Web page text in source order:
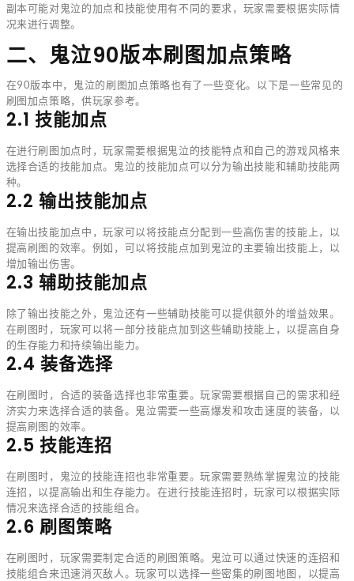
副本可能对鬼泣的加点和技能使用有不同的要求，玩家需要根据实际情
况来进行调整。
二、鬼泣90版本刷图加点策略
在90版本中，鬼泣的刷图加点策略也有了一些变化。以下是一些常见的
刷图加点策略，供玩家参考。
2.1 技能加点
在进行刷图加点时，玩家需要根据鬼泣的技能特点和自己的游戏风格来
选择合适的技能加点。鬼泣的技能加点可以分为输出技能和辅助技能两
种。
2.2 输出技能加点
在输出技能加点中，玩家可以将技能点分配到一些高伤害的技能上，以
提高刷图的效率。例如，可以将技能点加到鬼泣的主要输出技能上，以
增加输出伤害。
2.3 辅助技能加点
除了输出技能之外，鬼泣还有一些辅助技能可以提供额外的增益效果。
在刷图时，玩家可以将一部分技能点加到这些辅助技能上，以提高自身
的生存能力和持续输出能力。
2.4 装备选择
在刷图时，合适的装备选择也非常重要。玩家需要根据自己的需求和经
济实力来选择合适的装备。鬼泣需要一些高爆发和攻击速度的装备，以
提高刷图的效率。
2.5 技能连招
在刷图时，鬼泣的技能连招也非常重要。玩家需要熟练掌握鬼泣的技能
连招，以提高输出和生存能力。在进行技能连招时，玩家可以根据实际
情况来选择合适的技能组合。
2.6 刷图策略
在刷图时，玩家需要制定合适的刷图策略。鬼泣可以通过快速的连招和
技能组合来迅速消灭敌人。玩家可以选择一些密集的刷图地图，以提高